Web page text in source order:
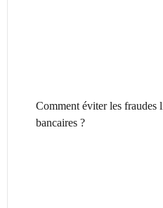
Comment éviter les fraudes
bancaires ?